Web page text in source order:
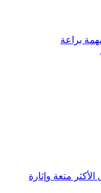
المشاكل الأكثر متعة وإثارة